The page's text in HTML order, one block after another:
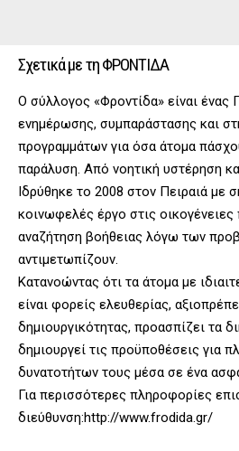
Σχετικά με τη ΦΡΟΝΤΙΔΑ
Ο σύλλογος «Φροντίδα» είναι ένας
ενημέρωσης, συμπαράστασης και
προγραμμάτων για όσα άτομα
παράλυση. Από νοητική υστέρηση
Ιδρύθηκε το 2008 στον Πειραιά με
κοινωφελές έργο στις
αναζήτηση βοήθειας λόγω των
αντιμετωπίζουν.
Κατανοώντας ότι τα άτομα με
είναι φορείς ελευθερίας,
δημιουργικότητας, προασπίζει τα
δημιουργεί τις προϋποθέσεις για
δυνατοτήτων τους μέσα σε ένα
Για περισσότερες πληροφορίες
διεύθυνση:http://www.frodida.gr/